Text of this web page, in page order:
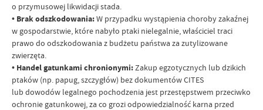
o przymusowej likwidacji stada.
• Brak odszkodowania:W przypadku wystąpienia choroby zakaźnej
w gospodarstwie, które nabyło ptaki nielegalnie, właściciel traci
prawo do odszkodowania z budżetu państwa za zutylizowane
zwierzęta.
• Handel gatunkami chronionymi:Zakup egzotycznych lub dzikich
ptaków (np. papug, szczygłów) bez dokumentów CITES
lub dowodów legalnego pochodzenia jest przestępstwem przeciwko
ochronie gatunkowej, za co grozi odpowiedzialność karna przed